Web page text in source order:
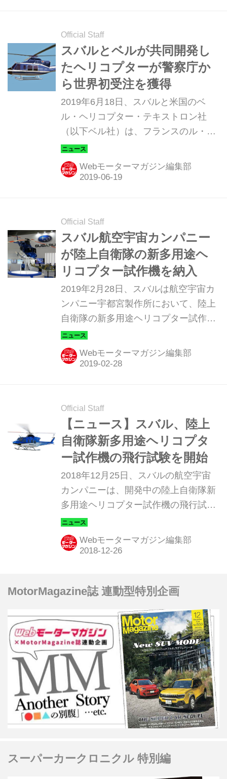
空隊の消防ヘリコプターがやって来る
ことが決定した。
Official Staff
スバルとベルが共同開発し
たヘリコプターが警察庁か
ら世界初受注を獲得
2019年6月18日、スバルと米国のベ
ル・ヘリコプター・テキストロン社
（以下ベル社）は、フランスのル・ブ
ルジェ空港にて開催中のパリ国際航空
ショーにおいて、日本の警察庁からヘ
リコプターの「スバル ベル 412EPX」
この受注は、2019年3月にスバルが落
札したもので、スバル ベル 412EPX
として世界初受注となる。2021年3月
に警察庁への納入後、岩手県警察に配
備される予定だ。スバルとベル社は今
後も協力してスバル ベル 412EPXの販
売に取り組んでいく。 スバル ベル
412EPXは、ベル社の412EPIをベ...
Webモーターマガジン編集部
Official Staff
スバル航空宇宙カンパニー
が陸上自衛隊の新多用途ヘ
リコプター試作機を納入
2019年2月28日、スバルは航空宇宙カ
ンパニー宇都宮製作所において、陸上
自衛隊の新多用途ヘリコプター試作機
を防衛省に納入した。（タイトル写真
は、国際航空宇宙展2018東京に展示さ
れた、412EPXと陸上自衛隊の新多用
Webモーターマガジン編集部
Official Staff
【ニュース】スバル、陸上
自衛隊新多用途ヘリコプタ
ー試作機の飛行試験を開始
2018年12月25日、スバルの航空宇宙
カンパニーは、開発中の陸上自衛隊新
多用途ヘリコプター試作機の飛行試験
を開始した。
Webモーターマガジン編集部
MotorMagazine誌 連動型特別企画
スーパーカークロニクル 特別編